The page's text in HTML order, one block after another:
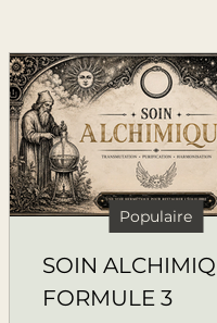
Populaire
SOIN
FORMULE 3